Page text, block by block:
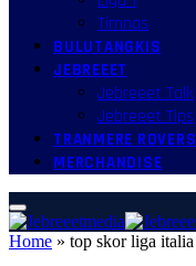
Timnas
BULUTANGKIS
JEBREEET
Jebreeet Talk
Jebreeet Tips
TRANMERE ROVERS
MERCHANDISE
Home » top skor liga italia